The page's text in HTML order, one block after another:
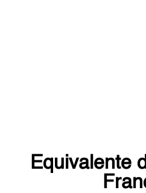
Equivalente